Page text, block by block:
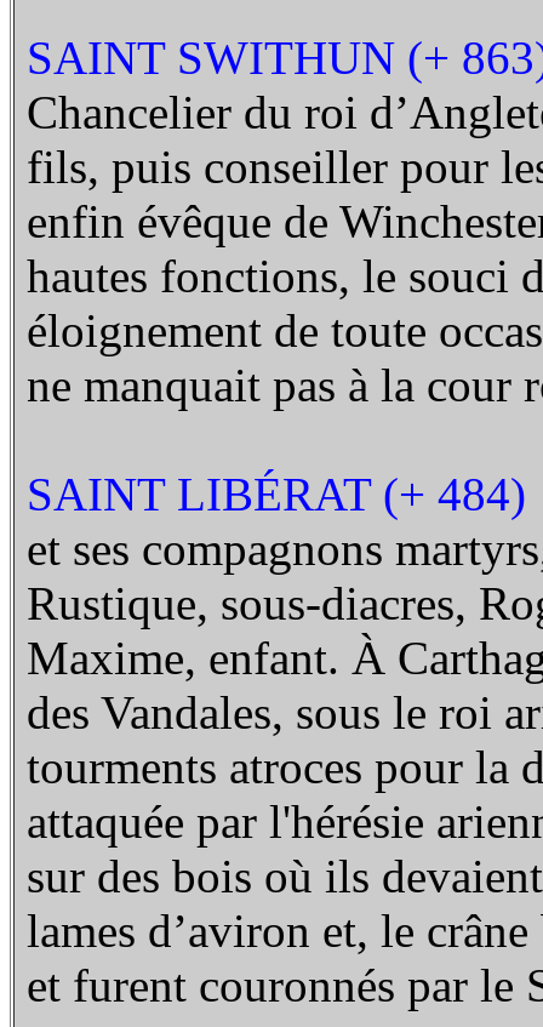
SAINT SWITHUN (+
Chancelier du roi
fils, puis conseiller pour
enfin évêque de
hautes fonctions, le souci
éloignement de toute
ne manquait pas à la cour
SAINT LIBÉRAT (+ 484)
et ses compagnons
Rustique, sous-diacres,
Maxime, enfant. À
des Vandales, sous le roi
tourments atroces pour la
attaquée par l'hérésie
sur des bois où ils
lames d’aviron et, le
et furent couronnés par le